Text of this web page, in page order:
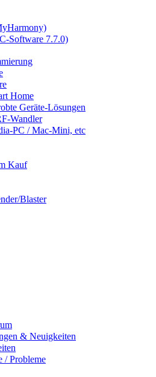
Software 7.7.0)
Home
Geräte-Lösungen
Wandler
PC / Mac-Mini, etc
Kauf
Blaster
& Neuigkeiten
Probleme